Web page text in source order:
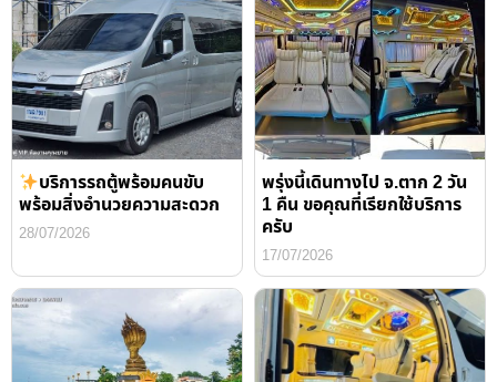
บริการรถตู้พร้อมคนขับ
พร้อมสิ่งอำนวยความสะดวก
28/07/2026
พรุ่งนี้เดินทางไป จ.ตาก 2 วัน
1 คืน ขอคุณที่เรียกใช้บริการ
ครับ
17/07/2026